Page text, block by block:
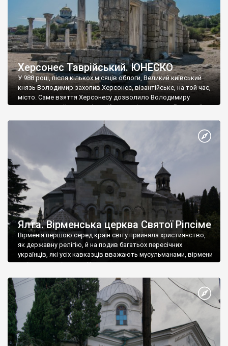
Херсонес Таврійський. ЮНЕСКО
У 988 році, після кількох місяців облоги, Великий київський
князь Володимир захопив Херсонес, візантійське, на той час,
місто. Саме взяття Херсонесу дозволило Володимиру
диктувати свої умови візантійському імператору Василю ІІ, та
Херсонесі Володимир-язичник, став Василем-християнином.
А потім було Хрещення Русі. На честь Херсонесу Таврійського
Ялта. Вірменська церква Святої Ріпсіме
Вірменія першою серед країн світу прийняла християнство,
як державну релігію, й на подив багатьох пересічних
українців, які усіх кавказців вважають мусульманами, вірмени
є відданими вірянами Христа